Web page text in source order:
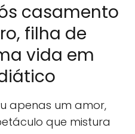
casamento
filha de
vida em
apenas um amor,
que mistura